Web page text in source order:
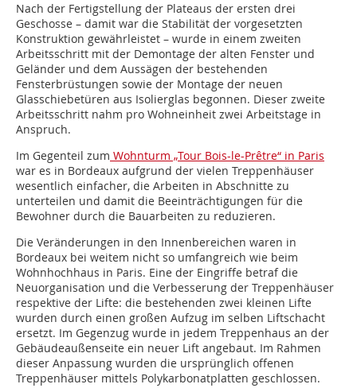
Nach der Fertigstellung der Plateaus der ersten drei
Geschosse – damit war die Stabilität der vorgesetzten
Konstruktion gewährleistet – wurde in einem zweiten
Arbeitsschritt mit der Demontage der alten Fenster und
Geländer und dem Aussägen der bestehenden
Fensterbrüstungen sowie der Montage der neuen
Glasschiebetüren aus Isolierglas begonnen. Dieser zweite
Arbeitsschritt nahm pro Wohneinheit zwei Arbeitstage in
Anspruch.
Im Gegenteil zum Wohnturm „Tour Bois-le-Prêtre“ in Paris
war es in Bordeaux aufgrund der vielen Treppenhäuser
wesentlich einfacher, die Arbeiten in Abschnitte zu
unterteilen und damit die Beeinträchtigungen für die
Bewohner durch die Bauarbeiten zu reduzieren.
Die Veränderungen in den Innenbereichen waren in
Bordeaux bei weitem nicht so umfangreich wie beim
Wohnhochhaus in Paris. Eine der Eingriffe betraf die
Neuorganisation und die Verbesserung der Treppenhäuser
respektive der Lifte: die bestehenden zwei kleinen Lifte
wurden durch einen großen Aufzug im selben Liftschacht
ersetzt. Im Gegenzug wurde in jedem Treppenhaus an der
Gebäudeaußenseite ein neuer Lift angebaut. Im Rahmen
dieser Anpassung wurden die ursprünglich offenen
Treppenhäuser mittels Polykarbonatplatten geschlossen.